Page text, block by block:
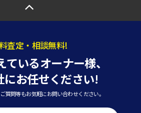
査定・相談無料!
ているオーナー様、
にお任せください!
質問等もお気軽にお問い合わせください。